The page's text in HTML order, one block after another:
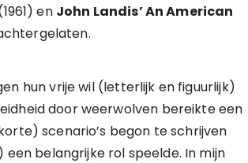
en John Landis’ An American
hun vrije wil (letterlijk en figuurlijk)
door weerwolven bereikte een
scenario’s begon te schrijven
een belangrijke rol speelde. In mijn